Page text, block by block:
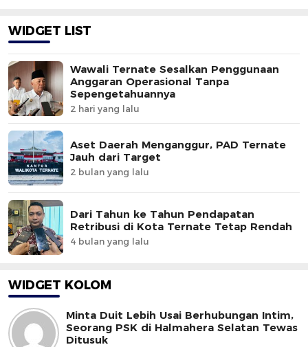
WIDGET LIST
Wawali Ternate Sesalkan Penggunaan
Anggaran Operasional Tanpa
Sepengetahuannya
2 hari yang lalu
Aset Daerah Menganggur, PAD Ternate
Jauh dari Target
2 bulan yang lalu
Dari Tahun ke Tahun Pendapatan
Retribusi di Kota Ternate Tetap Rendah
4 bulan yang lalu
WIDGET KOLOM
Minta Duit Lebih Usai Berhubungan Intim,
Seorang PSK di Halmahera Selatan Tewas
Ditusuk